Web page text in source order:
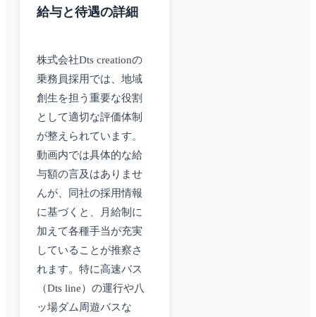
給与と待遇の詳細
株式会社Dts creationの
乗務員採用では、地域
創生を担う重要な役割
として適切な評価体制
が整えられています。
動画内では具体的な給
与額の言及はありませ
んが、同社の採用情報
に基づくと、月給制に
加えて各種手当が充実
していることが推察さ
れます。特に高速バス
（Dts line）の運行や八
ッ場ダム周遊バスな